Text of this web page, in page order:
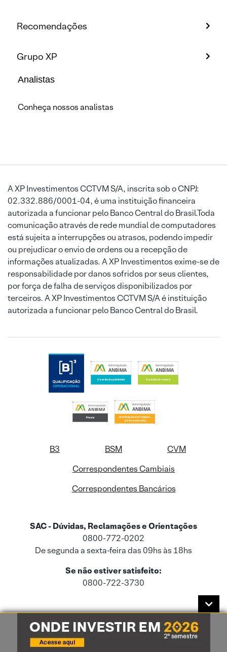
Recomendações
Grupo XP
Analistas
Conheça nossos analistas
A XP Investimentos CCTVM S/A, inscrita sob o CNPJ:
02.332.886/0001-04, é uma instituição financeira
autorizada a funcionar pelo Banco Central do Brasil.Toda
comunicação através de rede mundial de computadores
está sujeita a interrupções ou atrasos, podendo impedir
ou prejudicar o envio de ordens ou a recepção de
informações atualizadas. A XP Investimentos exime-se de
responsabilidade por danos sofridos por seus clientes,
por força de falha de serviços disponibilizados por
terceiros. A XP Investimentos CCTVM S/A é instituição
autorizada a funcionar pelo Banco Central do Brasil.
B3 BSM
CVM
Correspondentes Cambiais
Correspondentes Bancários
SAC - Dúvidas, Reclamações e Orientações
0800-772-0202
De segunda a sexta-feira das 09hs às 18hs
Se não estiver satisfeito:
0800-722-3730
Este site usa cookies e dados pessoais de acordo com a nossaPolítica de
Cookies
e a nossaPolítica de Privacidade.